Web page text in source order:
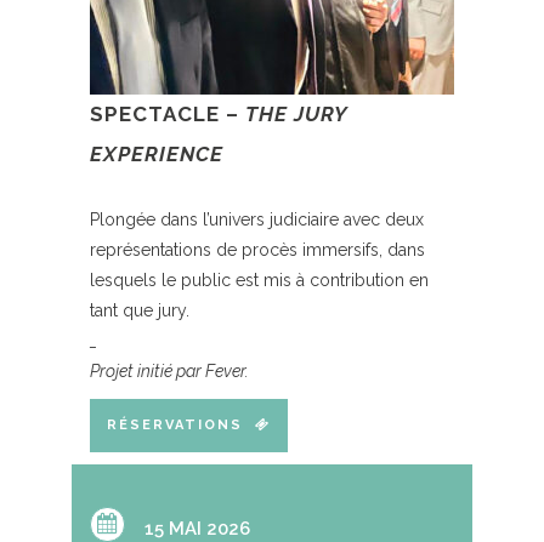
SPECTACLE – THE JURY
EXPERIENCE
Plongée dans l’univers judiciaire avec deux
représentations de procès immersifs, dans
lesquels le public est mis à contribution en
tant que jury.
Projet initié par Fever.
RÉSERVATIONS
15 MAI 2026